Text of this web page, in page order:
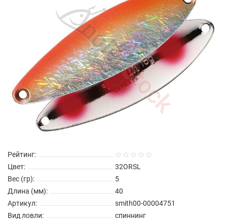
Рейтинг:
Цвет:
32ORSL
Вес (гр):
5
Длина (мм):
40
Артикул:
smith00-00004751
Вид ловли:
спиннинг